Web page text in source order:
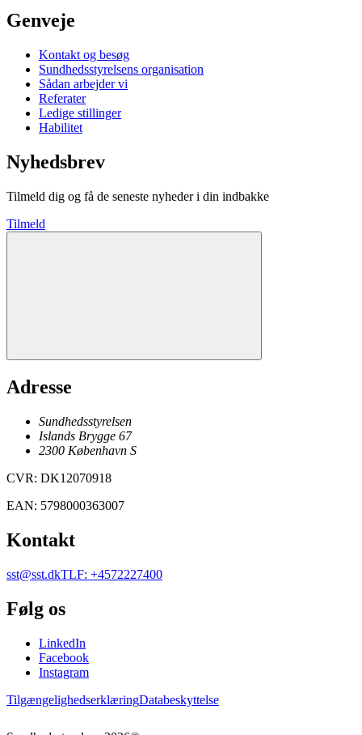
Genveje
Kontakt og besøg
Sundhedsstyrelsens organisation
Sådan arbejder vi
Referater
Ledige stillinger
Habilitet
Nyhedsbrev
Tilmeld dig og få de seneste nyheder i din indbakke
Tilmeld
Adresse
Sundhedsstyrelsen
Islands Brygge 67
2300 København S
CVR: DK12070918
EAN: 5798000363007
Kontakt
sst@sst.dkTLF: +4572227400
Følg os
LinkedIn
Facebook
Instagram
TilgængelighedserklæringDatabeskyttelse